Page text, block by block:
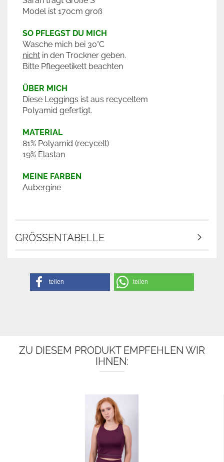
Model ist 170cm groß
SO PFLEGST DU MICH
Wasche mich bei 30°C
nicht in den Trockner geben.
Bitte Pflegeetikett beachten
ÜBER MICH
Diese Leggings ist aus recyceltem
Polyamid gefertigt.
MATERIAL
81% Polyamid (recycelt)
19% Elastan
MEINE FARBEN
Aubergine
GRÖSSENTABELLE
teilen teilen
ZU DIESEM PRODUKT EMPFEHLEN WIR
IHNEN: